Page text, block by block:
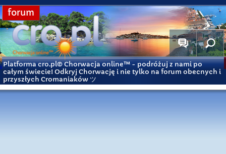
forum
Platforma cro.pl© Chorwacja online™ - podróżuj z nami po
całym świecie! Odkryj Chorwację i nie tylko na forum obecnych i
przyszłych Cromaniaków ツ